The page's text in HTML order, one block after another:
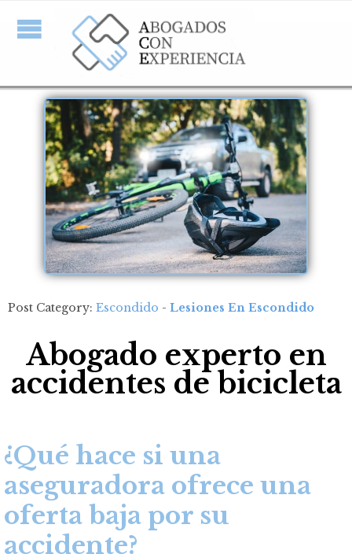
Post Category: Escondido - Lesiones En Escondido
Abogado experto en
accidentes de bicicleta
¿Qué hace si una
aseguradora ofrece una
oferta baja por su
accidente?